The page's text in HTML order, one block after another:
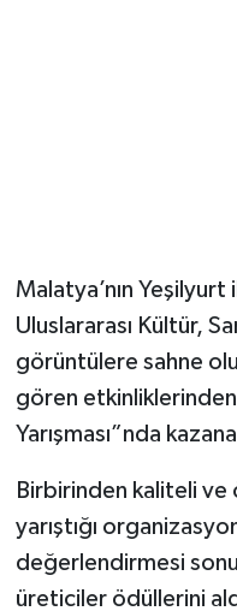
Malatya’nın
Uluslararası Kültür,
görüntülere sahne
gören
Yarışması”nda
Birbirinden kaliteli ve
yarıştığı
değerlendirmesi
üreticiler ödüllerini